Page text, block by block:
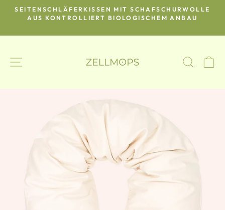
Direkt
Pause
Diashow
SEITENSCHLÄFERKISSEN MIT SCHAFSCHURWOLLE
AUS KONTROLLIERT BIOLOGISCHEM ANBAU
SEITENNAVIGATION